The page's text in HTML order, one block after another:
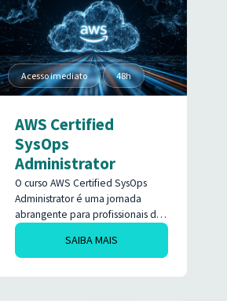
Cloud Functions, Docker,
Kubernetes, Logs, Monitoramento
e Alertas através do serviços da
Google Cloud Platform.
Acesso imediato 48h
AWS Certified
SysOps
Administrator
O curso AWS Certified SysOps
Administrator é uma jornada
abrangente para profissionais de
TI que desejam aprimorar suas
habilidades na administração de
sistemas na nuvem da Amazon
Web Services (AWS). Com foco
SAIBA MAIS